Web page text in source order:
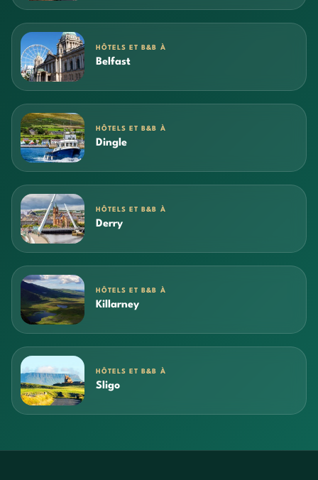
HÔTELS ET B&B À
Belfast
HÔTELS ET B&B À
Dingle
HÔTELS ET B&B À
Derry
HÔTELS ET B&B À
Killarney
HÔTELS ET B&B À
Sligo